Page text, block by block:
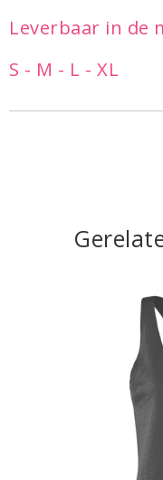
Leverbaar in de
S - M - L - XL